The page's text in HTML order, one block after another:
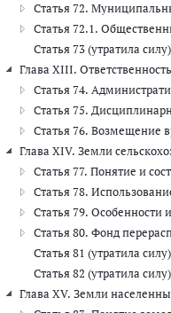
Статья 72.
Статья 72.1.
Статья 73 (утратила силу)
Глава XIII.
Статья 74.
Статья 75.
Статья 76. Возмещение
Глава XIV. Земли
Статья 77. Понятие и
Статья 78.
Статья 79. Особенности
Статья 80. Фонд
Статья 81 (утратила силу)
Статья 82 (утратила силу)
Глава XV. Земли